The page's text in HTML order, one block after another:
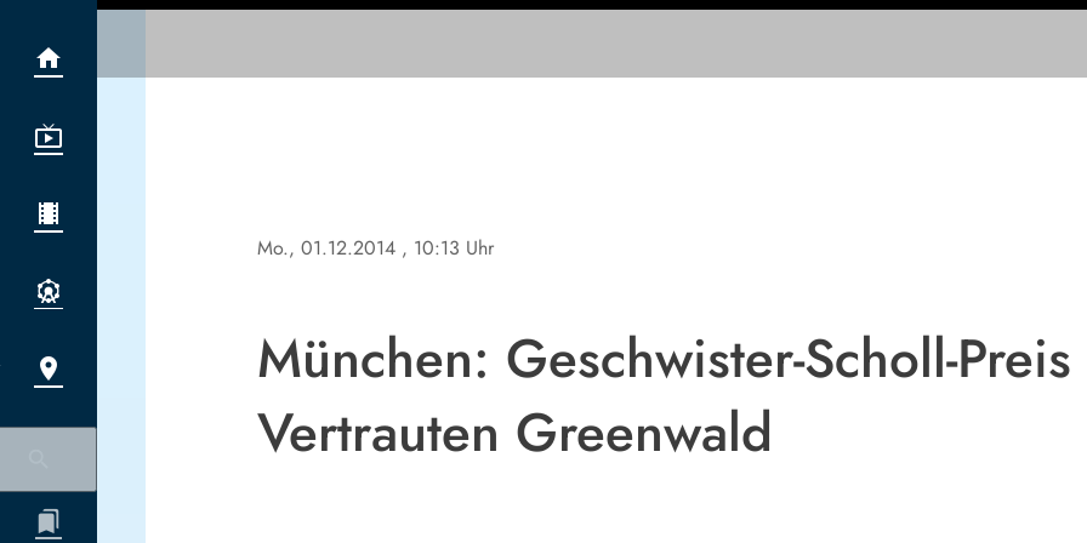
Mo., 01.12.2014 , 10:13 Uhr
München: Geschwister-Scholl-
Vertrauten Greenwald